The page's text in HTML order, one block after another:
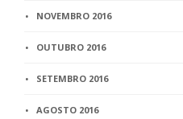
NOVEMBRO 2016
OUTUBRO 2016
SETEMBRO 2016
AGOSTO 2016